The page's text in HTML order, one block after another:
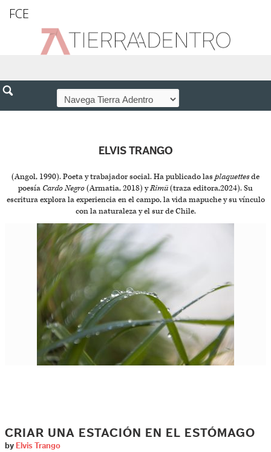
FCE
ELVIS TRANGO
(Angol, 1990). Poeta y trabajador social. Ha publicado las plaquettesde
poesía Cardo Negro(Armatia, 2018) yRimü(traza editora,2024). Su
escritura explora la experiencia en el campo, la vida mapuche y su vínculo
con la naturaleza y el sur de Chile.
CRIAR UNA ESTACIÓN EN EL ESTÓMAGO
by Elvis Trango